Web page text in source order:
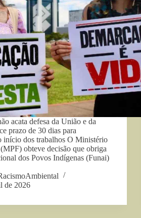
acata defesa da União e da
prazo de 30 dias para
início dos trabalhos O Ministério
obteve decisão que obriga
dos Povos Indígenas (Funai)
de 2026